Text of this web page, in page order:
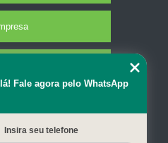
Fale agora pelo WhatsApp
Insira seu telefone